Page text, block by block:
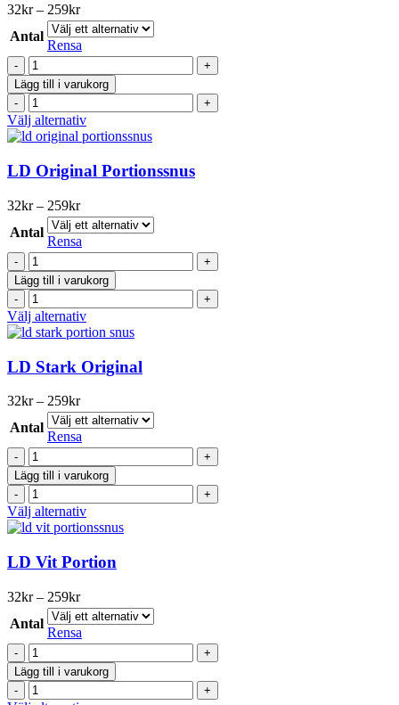
32kr – 259krPrisintervall:
32kr
till
259kr
Antal
Rensa
LD
Salmiak
Stark
mängd
Lägg till i varukorg
LD
Salmiak
Stark
mängd
Välj alternativDen
här
har
flera
De
olika
väljas
på
produktsidan
LD Original Portionssnus
32kr – 259krPrisintervall:
32kr
till
259kr
Antal
Rensa
LD
Original
Portionssnus
mängd
Lägg till i varukorg
LD
Original
Portionssnus
Välj alternativDen
här
har
flera
De
olika
väljas
produktsidan
LD Stark Original
32kr – 259krPrisintervall:
32kr
till
259kr
Antal
Rensa
LD
Stark
Original
mängd
Lägg till i varukorg
LD
Stark
Original
mängd
Välj alternativDen
här
har
flera
De
olika
väljas
på
LD Vit Portion
32kr – 259krPrisintervall:
32kr
till
259kr
Antal
Rensa
LD
Vit
Portion
mängd
Lägg till i varukorg
LD